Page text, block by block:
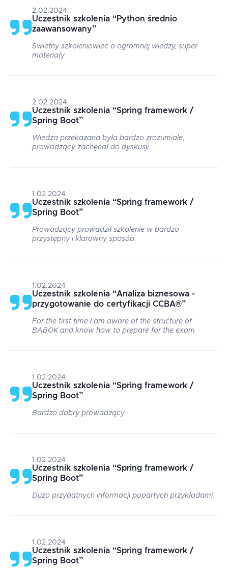
2.02.2024
Uczestnik szkolenia “Python średnio
zaawansowany”
Świetny szkoleniowiec o ogromnej wiedzy, super
materiały
2.02.2024
Uczestnik szkolenia “Spring framework /
Spring Boot”
Wiedza przekazana była bardzo zrozumiale,
prowadzący zachęcał do dyskusji
1.02.2024
Uczestnik szkolenia “Spring framework /
Spring Boot”
Prowadzący prowadził szkolenie w bardzo
przystępny i klarowny sposób.
1.02.2024
Uczestnik szkolenia “Analiza biznesowa -
przygotowanie do certyfikacji CCBA®”
For the first time I am aware of the structure of
BABOK and know how to prepare for the exam
1.02.2024
Uczestnik szkolenia “Spring framework /
Spring Boot”
Bardzo dobry prowadzący
1.02.2024
Uczestnik szkolenia “Spring framework /
Spring Boot”
Dużo przydatnych informacji popartych przykładami.
1.02.2024
Uczestnik szkolenia “Spring framework /
Spring Boot”